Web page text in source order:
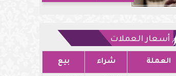
أسعار العملات
العملة شراء بيع